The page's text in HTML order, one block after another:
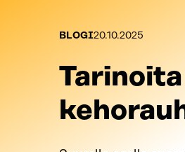
Kategoriat:
BLOGIJulkaistu:
20.10.2025